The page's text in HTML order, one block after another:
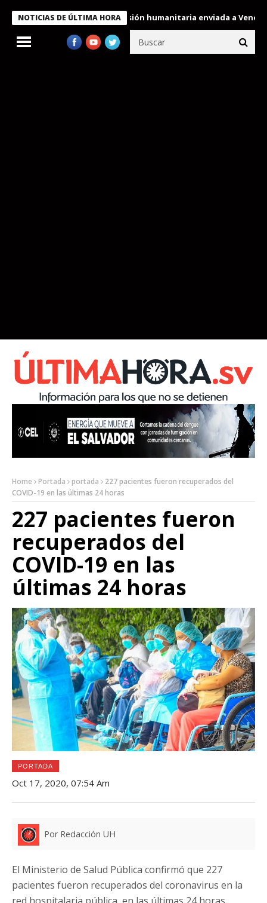
NOTICIAS DE ÚLTIMA HORA
a miembros de la misión humanitaria enviada a Venezuela
Home Portada portada
227 pacientes fueron recuperados del
COVID-19 en las últimas 24 horas
227 pacientes fueron
recuperados del
COVID-19 en las
últimas 24 horas
PORTADA
Oct 17, 2020, 07:54 Am
Por Redacción UH
El Ministerio de Salud Pública confirmó que 227
pacientes fueron recuperados del coronavirus en la